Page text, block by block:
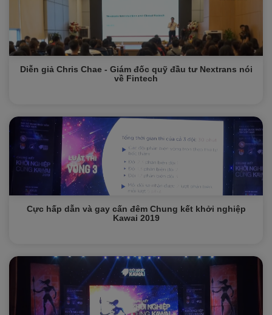
Diễn giả Chris Chae - Giám đốc quỹ đầu tư Nextrans nói
về Fintech
Cực hấp dẫn và gay cấn đêm Chung kết khởi nghiệp
Kawai 2019